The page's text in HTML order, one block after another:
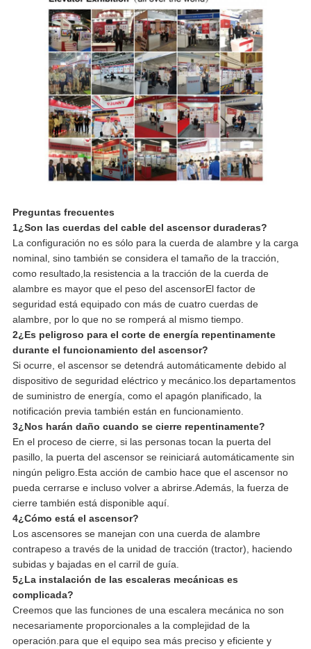
Preguntas frecuentes
1¿Son las cuerdas del cable del ascensor duraderas?
La configuración no es sólo para la cuerda de alambre y la carga
nominal, sino también se considera el tamaño de la tracción,
como resultado,la resistencia a la tracción de la cuerda de
alambre es mayor que el peso del ascensorEl factor de
seguridad está equipado con más de cuatro cuerdas de
alambre, por lo que no se romperá al mismo tiempo.
2¿Es peligroso para el corte de energía repentinamente
durante el funcionamiento del ascensor?
Si ocurre, el ascensor se detendrá automáticamente debido al
dispositivo de seguridad eléctrico y mecánico.los departamentos
de suministro de energía, como el apagón planificado, la
notificación previa también están en funcionamiento.
3¿Nos harán daño cuando se cierre repentinamente?
En el proceso de cierre, si las personas tocan la puerta del
pasillo, la puerta del ascensor se reiniciará automáticamente sin
ningún peligro.Esta acción de cambio hace que el ascensor no
pueda cerrarse e incluso volver a abrirse.Además, la fuerza de
cierre también está disponible aquí.
4¿Cómo está el ascensor?
Los ascensores se manejan con una cuerda de alambre
contrapeso a través de la unidad de tracción (tractor), haciendo
subidas y bajadas en el carril de guía.
5¿La instalación de las escaleras mecánicas es
complicada?
Creemos que las funciones de una escalera mecánica no son
necesariamente proporcionales a la complejidad de la
operación.para que el equipo sea más preciso y eficiente y